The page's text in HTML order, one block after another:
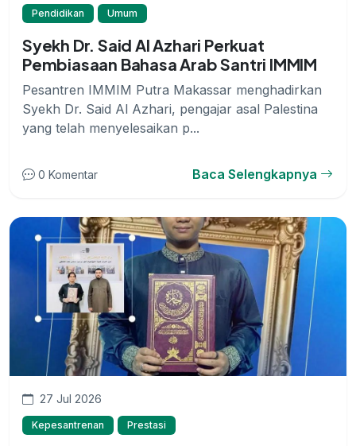
Pendidikan Umum
Syekh Dr. Said Al Azhari Perkuat
Pembiasaan Bahasa Arab Santri IMMIM
Pesantren IMMIM Putra Makassar menghadirkan
Syekh Dr. Said Al Azhari, pengajar asal Palestina
yang telah menyelesaikan p...
0 Komentar Baca Selengkapnya
27 Jul 2026
Kepesantrenan Prestasi